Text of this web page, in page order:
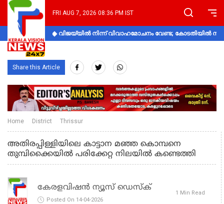
FRI AUG 7, 2026 08:36 PM IST
വിജയ്‌യിൽ നിന്ന് വിവാഹമോചനം വേണ്ട; കോടതിയിൽ
Share this Article
Home District Thrissur
അതിരപ്പിള്ളിയിലെ കാട്ടാന മഞ്ഞ കൊമ്പനെ
തുമ്പിക്കൈയിൽ പരിക്കേറ്റ നിലയിൽ കണ്ടെത്തി
കേരളവിഷൻ ന്യൂസ് ഡെസ്‌ക്
Posted On 14-04-2026
1 Min Read